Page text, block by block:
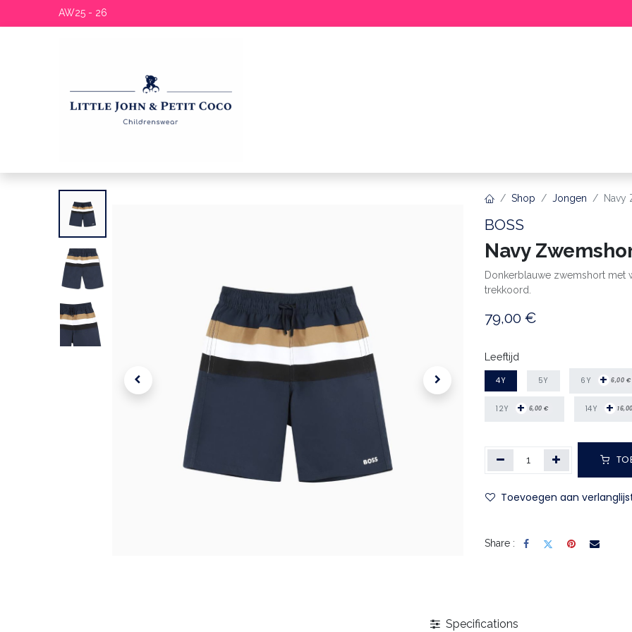
AW25 - 26
Shop Jongen Navy
BOSS
Navy
Donkerblauwe zwemshort met
trekkoord.
79,00 €
Leeftijd
4Y 5Y 6Y + 6,00 €
12Y + 6,00 € 14Y + 16,00
Toevoegen aan
Share :
Specifications